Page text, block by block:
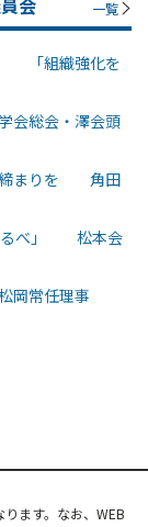
会 一覧
「組織強化を
会総会・澤会頭
締まりを 角田
るべ」 松本会
岡常任理事
ます。なお、WEB